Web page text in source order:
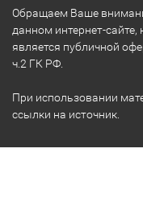
Обращаем Ваше
данном интернет-
является публичной
ч.2 ГК РФ.
При использовании
ссылки на источник.